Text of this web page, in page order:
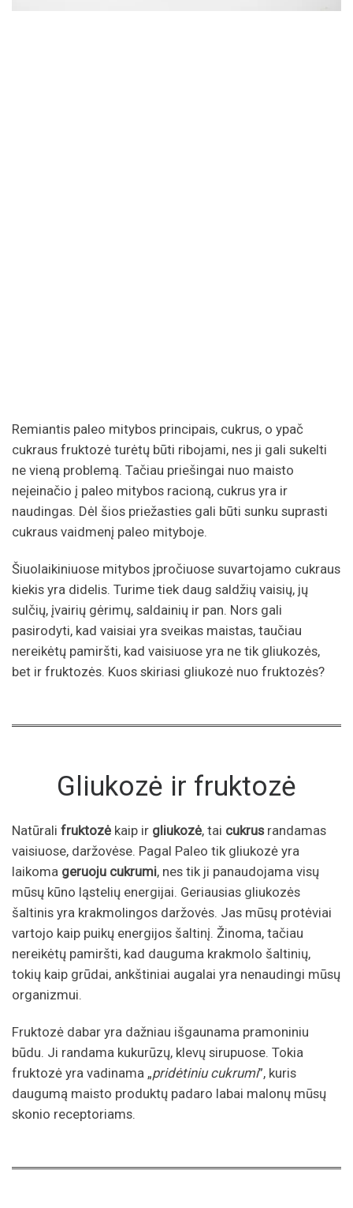
Remiantis paleo mitybos principais, cukrus, o ypač
cukraus fruktozė turėtų būti ribojami, nes ji gali sukelti
ne vieną problemą. Tačiau priešingai nuo maisto
neįeinačio į paleo mitybos racioną, cukrus yra ir
naudingas. Dėl šios priežasties gali būti sunku suprasti
cukraus vaidmenį paleo mityboje.
Šiuolaikiniuose mitybos įpročiuose suvartojamo cukraus
kiekis yra didelis. Turime tiek daug saldžių vaisių, jų
sulčių, įvairių gėrimų, saldainių ir pan. Nors gali
pasirodyti, kad vaisiai yra sveikas maistas, taučiau
nereikėtų pamiršti, kad vaisiuose yra ne tik gliukozės,
bet ir fruktozės. Kuos skiriasi gliukozė nuo fruktozės?
Gliukozė ir fruktozė
Natūrali fruktozė kaip ir gliukozė, tai cukrus randamas
vaisiuose, daržovėse. Pagal Paleo tik gliukozė yra
laikoma geruoju cukrumi, nes tik ji panaudojama visų
mūsų kūno ląstelių energijai. Geriausias gliukozės
šaltinis yra krakmolingos daržovės. Jas mūsų protėviai
vartojo kaip puikų energijos šaltinį. Žinoma, tačiau
nereikėtų pamiršti, kad dauguma krakmolo šaltinių,
tokių kaip grūdai, ankštiniai augalai yra nenaudingi mūsų
organizmui.
Fruktozė dabar yra dažniau išgaunama pramoniniu
būdu. Ji randama kukurūzų, klevų sirupuose. Tokia
fruktozė yra vadinama „pridėtiniu cukrumi”, kuris
daugumą maisto produktų padaro labai malonų mūsų
skonio receptoriams.